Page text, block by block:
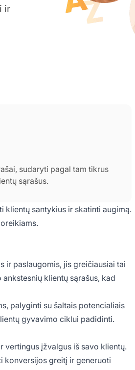
ir
sudaryti pagal tam tikrus
sąrašus.
klientų santykius ir skatinti augimą.
ir paslaugomis, jis greičiausiai tai
klientų sąrašus, kad
palyginti su šaltais potencialiais
gyvavimo ciklui padidinti.
vertingus įžvalgus iš savo klientų.
konversijos greitį ir generuoti